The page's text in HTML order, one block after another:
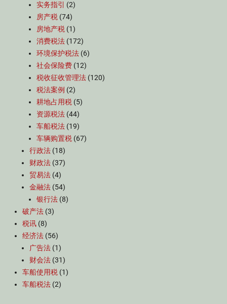
实务指引
(2)
房产税 (74)
房地产税 (1)
消费税法 (172)
环境保护税法 (6)
社会保险费 (12)
税收征收管理法 (120)
税法案例 (2)
耕地占用税 (5)
资源税法 (44)
车船税法 (19)
车辆购置税 (67)
行政法 (18)
财政法 (37)
贸易法 (4)
金融法 (54)
银行法 (8)
破产法 (3)
税讯 (8)
经济法 (56)
广告法 (1)
财会法 (31)
车船使用税 (1)
车船税法 (2)